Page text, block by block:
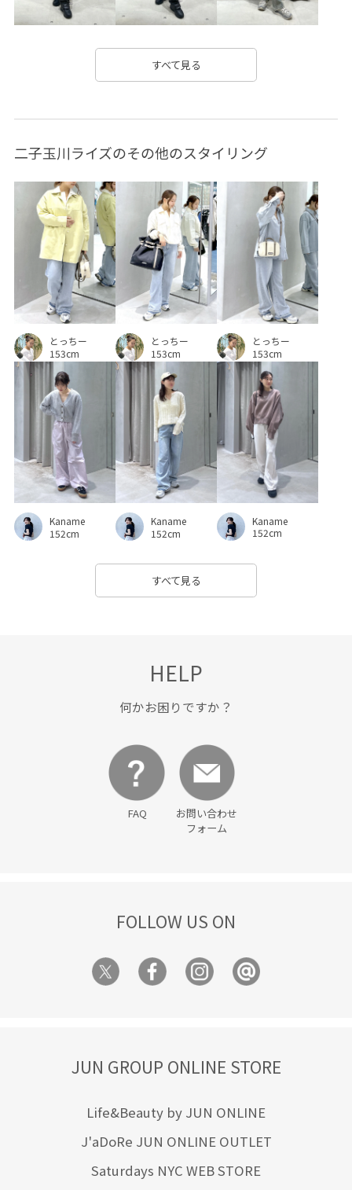
すべて見る
二子玉川ライズのその他のスタイリング
とっちー
153cm
とっちー
153cm
とっちー
153cm
Kaname
152cm
Kaname
152cm
Kaname
152cm
すべて見る
HELP
何かお困りですか？
FAQ
お問い合わせ
フォーム
FOLLOW US ON
JUN GROUP ONLINE STORE
Life&Beauty by JUN ONLINE
J'aDoRe JUN ONLINE OUTLET
Saturdays NYC WEB STORE